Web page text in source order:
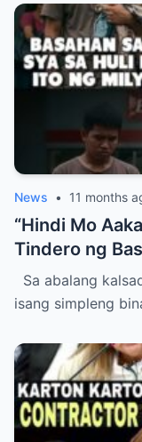
News • 11 months
“Hindi Mo
Tindero ng
sa Harap ng
Nabigla sa
ng Buhay Niya
Sa abalang
isang simpleng